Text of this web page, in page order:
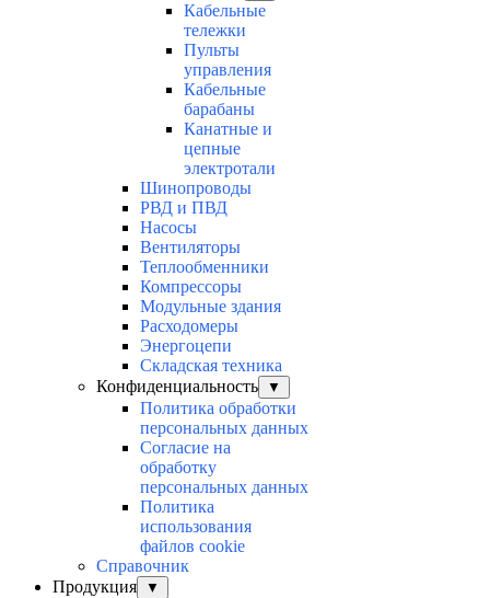
Кабельные
тележки
Пульты
управления
Кабельные
барабаны
Канатные и
цепные
электротали
Шинопроводы
РВД и ПВД
Насосы
Вентиляторы
Теплообменники
Компрессоры
Модульные здания
Расходомеры
Энергоцепи
Складская техника
Конфиденциальность
▼
Политика обработки
персональных данных
Согласие на
обработку
персональных данных
Политика
использования
файлов cookie
Справочник
Продукция
▼